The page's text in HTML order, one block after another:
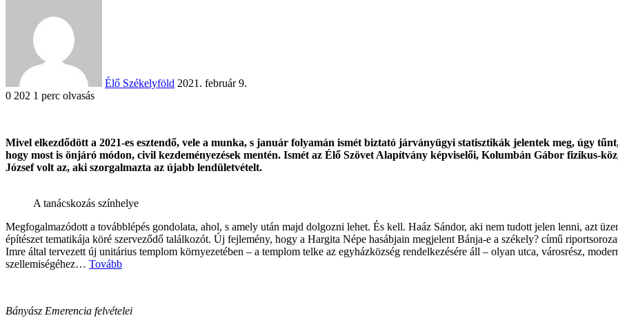
Élő Székelyföld 2021. február 9.
0 202 1 perc olvasás
Facebook
X
Reddit
WhatsApp
Megosztás
email-
ben
Nyomtatás
Mivel elkezdődött a 2021-es esztendő, vele a munka, s január folyamán ismét biztató járványügyi statisztikák jelentek meg, úgy
hogy most is önjáró módon, civil kezdeményezések mentén. Ismét az Élő Szövet Alapítvány képviselői, Kolumbán Gábor fizikus-
József volt az, aki szorgalmazta az újabb lendületvételt.
A tanácskozás színhelye
Megfogalmazódott a továbblépés gondolata, ahol, s amely után majd dolgozni lehet. És kell. Haáz Sándor, aki nem tudott jelen lenni, azt
építészet tematikája köré szerveződő találkozót. Új fejlemény, hogy a Hargita Népe hasábjain megjelent Bánja-e a székely? című
Imre által tervezett új unitárius templom környezetében – a templom telke az egyházközség rendelkezésére áll – olyan utca, városrész,
szellemiségéhez… Tovább
Bányász Emerencia felvételei